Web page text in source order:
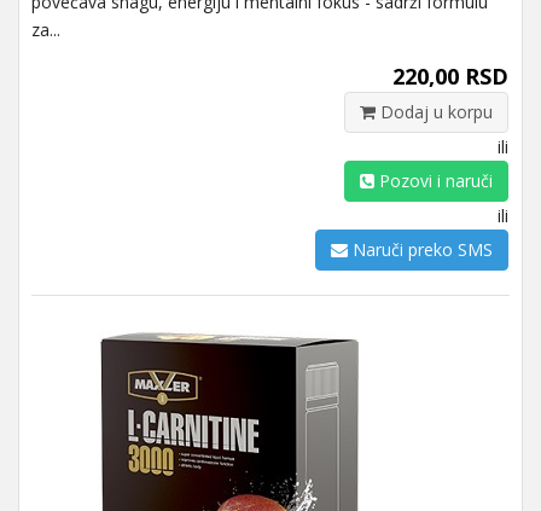
za...
220,00 RSD
Dodaj u korpu
ili
Pozovi i naruči
ili
Naruči preko SMS